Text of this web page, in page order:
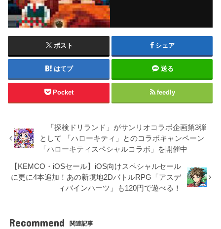
ポスト シェア
はてブ 送る
Pocket feedly
「探検ドリランド」がサンリオコラボ企画第3弾
として 「ハローキティ」とのコラボキャンペーン
「ハローキティスペシャルコラボ」を開催中
【KEMCO・iOSセール】iOS向けスペシャルセール
に更に4本追加！あの新境地2DバトルRPG「アスデ
ィバインハーツ」も120円で遊べる！
Recommend 関連記事